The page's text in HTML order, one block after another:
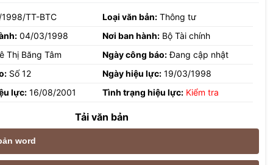
TT-BTC Loại văn bản: Thông tư
04/03/1998 Nơi ban hành: Bộ Tài chính
Thị Băng Tâm Ngày công báo:Đang cập nhật
Số 12 Ngày hiệu lực: 19/03/1998
lực: 16/08/2001 Tình trạng hiệu lực: Kiểm tra
Tải văn bản
word